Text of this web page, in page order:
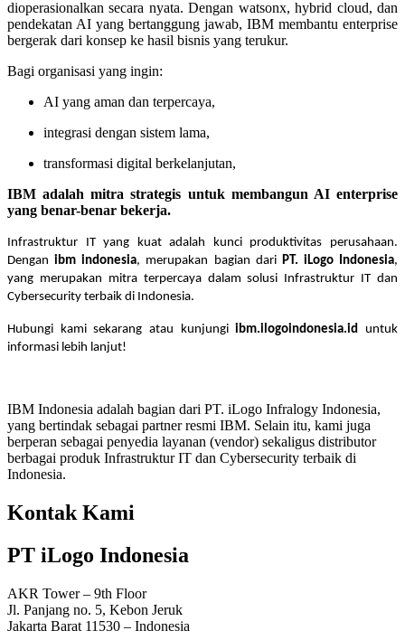
dioperasionalkan secara nyata. Dengan watsonx, hybrid cloud, dan
pendekatan AI yang bertanggung jawab, IBM membantu enterprise
bergerak dari konsep ke hasil bisnis yang terukur.
Bagi organisasi yang ingin:
AI yang aman dan terpercaya,
integrasi dengan sistem lama,
transformasi digital berkelanjutan,
IBM adalah mitra strategis untuk membangun AI enterprise
yang benar-benar bekerja.
Infrastruktur IT yang kuat adalah kunci produktivitas perusahaan.
Dengan ibm indonesia, merupakan bagian dari PT. iLogo Indonesia,
yang merupakan mitra terpercaya dalam solusi Infrastruktur IT dan
Cybersecurity terbaik di Indonesia.
Hubungi kami sekarang atau kunjungi ibm.ilogoindonesia.id untuk
informasi lebih lanjut!
IBM Indonesia adalah bagian dari PT. iLogo Infralogy Indonesia,
yang bertindak sebagai partner resmi IBM. Selain itu, kami juga
berperan sebagai penyedia layanan (vendor) sekaligus distributor
berbagai produk Infrastruktur IT dan Cybersecurity terbaik di
Indonesia.
Kontak Kami
PT iLogo Indonesia
AKR Tower – 9th Floor
Jl. Panjang no. 5, Kebon Jeruk
Jakarta Barat 11530 – Indonesia